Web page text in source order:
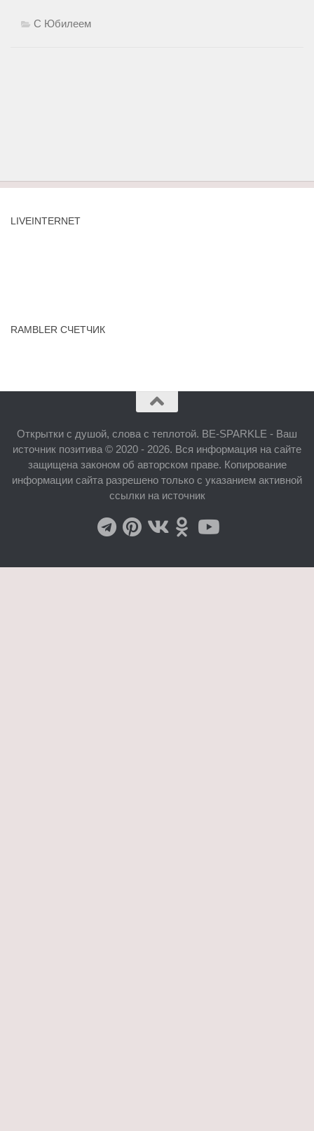
С Юбилеем
LIVEINTERNET
RAMBLER СЧЕТЧИК
Открытки с душой, слова с теплотой. BE-SPARKLE - Ваш
источник позитива © 2020 - 2026. Вся информация на сайте
защищена законом об авторском праве. Копирование
информации сайта разрешено только с указанием активной
ссылки на источник